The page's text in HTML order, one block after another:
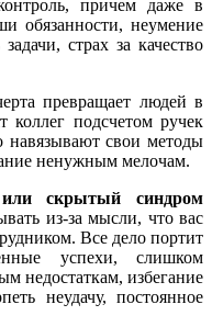
причем даже в
обязанности, неумение
страх за качество
превращает людей в
коллег подсчетом ручек
навязывают свои методы
ненужным мелочам.
или скрытый синдром
из-за мысли, что вас
Все дело портит
успехи, слишком
недостаткам, избегание
неудачу, постоянное